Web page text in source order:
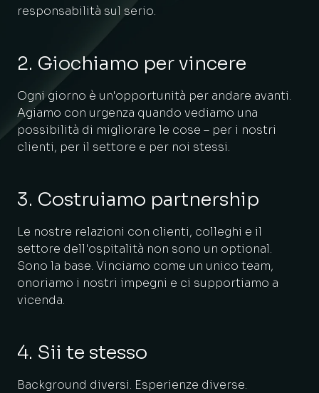
responsabilità sul serio.
2. Giochiamo per vincere
Ogni giorno è un'opportunità per andare avanti.
Agiamo con urgenza quando vediamo una
possibilità di migliorare le cose – per i nostri
clienti, per il settore e per noi stessi.
3. Costruiamo partnership
Le nostre relazioni con clienti, colleghi e il
settore dell'ospitalità non sono un optional.
Sono la base. Vinciamo come un unico team,
onoriamo i nostri impegni e ci supportiamo a
vicenda.
4. Sii te stesso
Background diversi. Esperienze diverse.